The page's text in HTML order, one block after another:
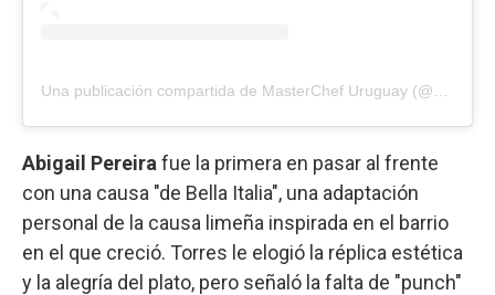
Abigail Pereira fue la primera en pasar al frente
con una causa "de Bella Italia", una adaptación
personal de la causa limeña inspirada en el barrio
en el que creció. Torres le elogió la réplica estética
y la alegría del plato, pero señaló la falta de "punch"